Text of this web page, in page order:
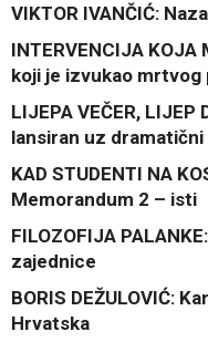
VIKTOR IVANČIĆ:
INTERVENCIJA KOJA
koji je izvukao
LIJEPA VEČER,
lansiran uz
KAD STUDENTI NA
Memorandum 2 – isti
FILOZOFIJA
zajednice
BORIS DEŽULOVIĆ:
Hrvatska